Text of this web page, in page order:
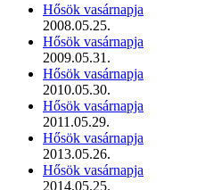
Hősök vasárnapja
2008.05.25.
Hősök vasárnapja
2009.05.31.
Hősök vasárnapja
2010.05.30.
Hősök vasárnapja
2011.05.29.
Hősök vasárnapja
2013.05.26.
Hősök vasárnapja
2014.05.25.